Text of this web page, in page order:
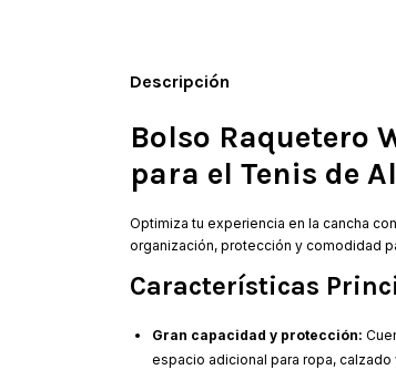
Descripción
Bolso Raquetero
para el Tenis de
Optimiza tu experiencia en la cancha
organización, protección y comodidad
Características
Gran capacidad y protección:
espacio adicional para ropa,